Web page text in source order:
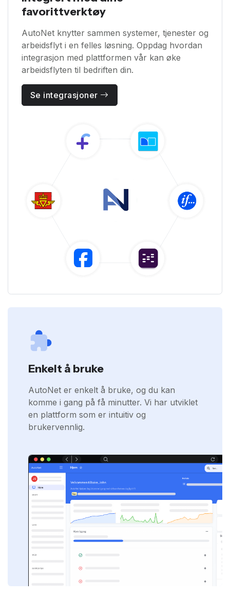
favorittverktøy
AutoNet knytter sammen systemer, tjenester og
arbeidsflyt i en felles løsning. Oppdag hvordan
integrasjon med plattformen vår kan øke
arbeidsflyten til bedriften din.
Se integrasjoner
Enkelt å bruke
AutoNet er enkelt å bruke, og du kan
komme i gang på få minutter. Vi har utviklet
en plattform som er intuitiv og
brukervennlig.